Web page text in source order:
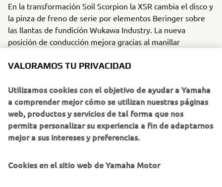
En la transformación Soil Scorpion la XSR cambia el disco y
la pinza de freno de serie por elementos Beringer sobre
las llantas de fundición Wukawa Industry. La nueva
posición de conducción mejora gracias al manillar
obra del colaborador habitual de Rough Crafts, Air Runner
Para obtener más información visitawww.roughcrafts.com
VALORAMOS TU PRIVACIDAD
Utilizamos cookies con el objetivo de ayudar a Yamaha
a comprender mejor cómo se utilizan nuestras páginas
web, productos y servicios de tal forma que nos
permita personalizar su experiencia a fin de adaptarnos
mejor a sus intereses y preferencias.
Cookies en el sitio web de Yamaha Motor